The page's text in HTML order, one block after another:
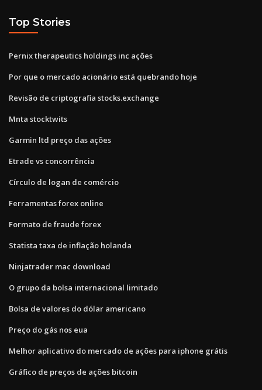
Top Stories
Pernix therapeutics holdings inc ações
Por que o mercado acionário está quebrando hoje
Revisão de criptografia stocks.exchange
Mnta stocktwits
Garmin ltd preço das ações
Etrade vs concorrência
Círculo de logan de comércio
Ferramentas forex online
Formato de fraude forex
Statista taxa de inflação holanda
Ninjatrader mac download
O grupo da bolsa internacional limitado
Bolsa de valores do dólar americano
Preço do gás nos eua
Melhor aplicativo do mercado de ações para iphone grátis
Gráfico de preços de ações bitcoin